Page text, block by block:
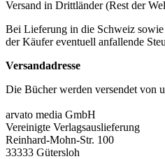
Versand in Drittländer (Rest der
Bei Lieferung in die Schweiz
der Käufer eventuell anfallende
Versandadresse
Die Bücher werden versendet von
arvato media GmbH
Vereinigte Verlagsauslieferung
Reinhard-Mohn-Str. 100
33333 Gütersloh